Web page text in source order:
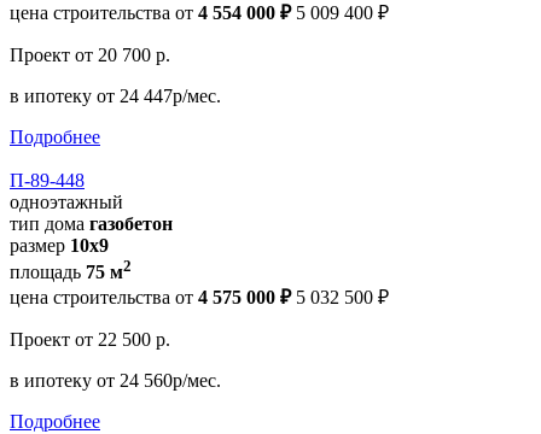
цена строительства от 4 554 000 ₽ 5 009 400 ₽
Проект от 20 700 р.
в ипотеку от 24 447р/мес.
Подробнее
П-89-448
одноэтажный
тип дома газобетон
размер 10х9
площадь 75 м2
цена строительства от 4 575 000 ₽ 5 032 500 ₽
Проект от 22 500 р.
в ипотеку от 24 560р/мес.
Подробнее